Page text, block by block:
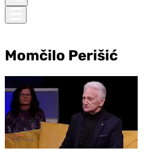
Momčilo Perišić